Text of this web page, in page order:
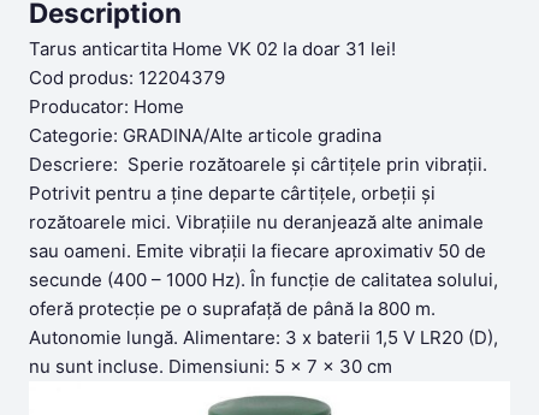
Description
Tarus anticartita Home VK 02 la doar 31 lei!
Cod produs: 12204379
Producator: Home
Categorie: GRADINA/Alte articole gradina
Descriere: Sperie rozătoarele și cârtițele prin vibrații.
Potrivit pentru a ține departe cârtițele, orbeții și
rozătoarele mici. Vibrațiile nu deranjează alte animale
sau oameni. Emite vibrații la fiecare aproximativ 50 de
secunde (400 – 1000 Hz). În funcție de calitatea solului,
oferă protecție pe o suprafață de până la 800 m.
Autonomie lungă. Alimentare: 3 x baterii 1,5 V LR20 (D),
nu sunt incluse. Dimensiuni: 5 x 7 x 30 cm